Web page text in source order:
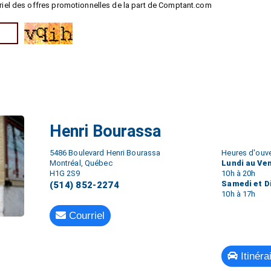
des offres promotionnelles de la part de Comptant.com
Henri Bourassa
5486 Boulevard Henri Bourassa
Montréal, Québec
H1G 2S9
(514) 852-2274
Courriel
Heures
Lundi au
10h à 20h
Samedi et
10h à 17h